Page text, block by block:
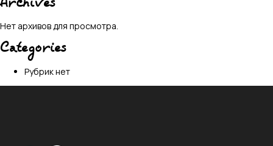
Archives
Нет архивов для просмотра.
Categories
Рубрик нет